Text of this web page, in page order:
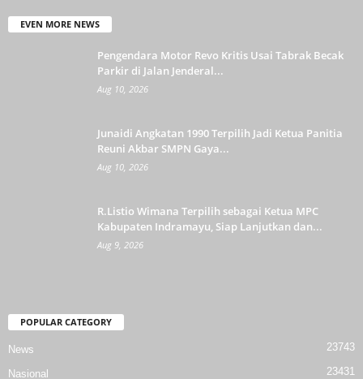
EVEN MORE NEWS
Pengendara Motor Revo Kritis Usai Tabrak Becak
Parkir di Jalan Jenderal...
Aug 10, 2026
Junaidi Angkatan 1990 Terpilih Jadi Ketua Panitia
Reuni Akbar SMPN Gaya...
Aug 10, 2026
R.Listio Wimana Terpilih sebagai Ketua MPC
Kabupaten Indramayu, Siap Lanjutkan dan...
Aug 9, 2026
POPULAR CATEGORY
News 23743
Nasional 23431